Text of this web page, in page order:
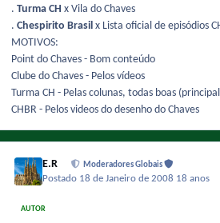
. Turma CH x Vila do Chaves
. Chespirito Brasil x Lista oficial de episódios
MOTIVOS:
Point do Chaves - Bom conteúdo
Clube do Chaves - Pelos vídeos
Turma CH - Pelas colunas, todas boas
CHBR - Pelos videos do desenho do Chaves
E.R Moderadores Globais
Postado 18 de Janeiro de 2008 18 anos
AUTOR